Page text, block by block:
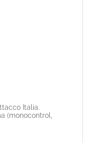
Italia.
(monocontrol,